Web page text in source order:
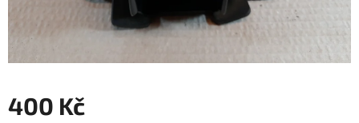
400 Kč